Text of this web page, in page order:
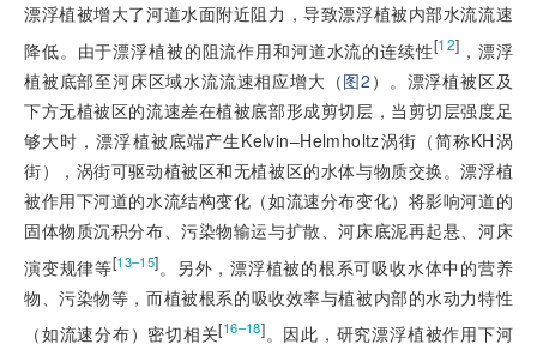
漂浮植被增大了河道水面附近阻力，导致漂浮植被内部水流流速
降低。由于漂浮植被的阻流作用和河道水流的连续性[12] ，漂浮
植被底部至河床区域水流流速相应增大（图2 ）。漂浮植被区及
下方无植被区的流速差在植被底部形成剪切层，当剪切层强度足
够大时，漂浮植被底端产生Kelvin–Helmholtz涡街（简称KH涡
街），涡街可驱动植被区和无植被区的水体与物质交换。漂浮植
被作用下河道的水流结构变化（如流速分布变化）将影响河道的
固体物质沉积分布、污染物输运与扩散、河床底泥再起悬、河床
演变规律等[13–15]。另外，漂浮植被的根系可吸收水体中的营养
物、污染物等，而植被根系的吸收效率与植被内部的水动力特性
（如流速分布）密切相关[16–18]。因此，研究漂浮植被作用下河